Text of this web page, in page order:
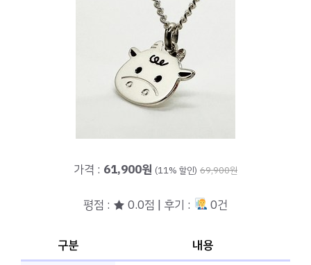
가격 : 61,900원 (11% 할인) 69,900원
평점 : ★ 0.0점 | 후기 : 0건
구분
내용